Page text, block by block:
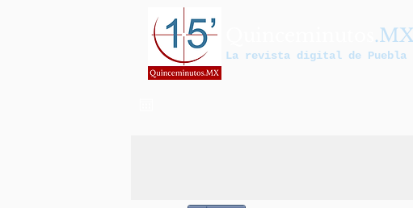
La revista digital de Puebla